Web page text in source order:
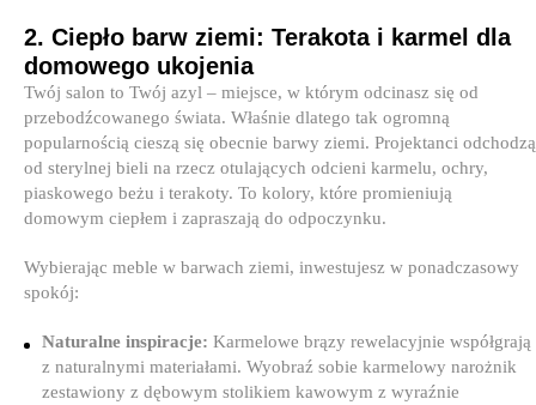
2. Ciepło barw ziemi: Terakota i karmel dla
domowego ukojenia
Twój salon to Twój azyl – miejsce, w którym odcinasz się od
przebodźcowanego świata. Właśnie dlatego tak ogromną
popularnością cieszą się obecnie barwy ziemi. Projektanci odchodzą
od sterylnej bieli na rzecz otulających odcieni karmelu, ochry,
piaskowego beżu i terakoty. To kolory, które promieniują
domowym ciepłem i zapraszają do odpoczynku.
Wybierając meble w barwach ziemi, inwestujesz w ponadczasowy
spokój:
Naturalne inspiracje: Karmelowe brązy rewelacyjnie współgrają
z naturalnymi materiałami. Wyobraź sobie karmelowy narożnik
zestawiony z dębowym stolikiem kawowym z wyraźnie